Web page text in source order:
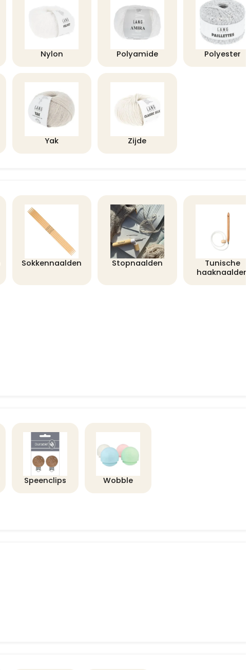
Nylon Polyamide Polyester
Yak Zijde
Sokkennaalden Stopnaalden
Tunische
haaknaalden
Speenclips Wobble